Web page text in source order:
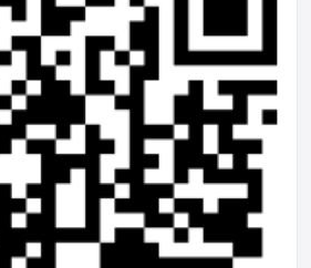
文件修改
两个方法换成这样就ok了，可